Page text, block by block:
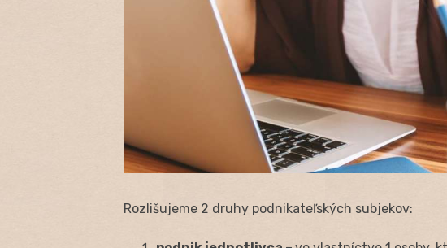
Rozlišujeme 2 druhy podnikateľských subjekov: